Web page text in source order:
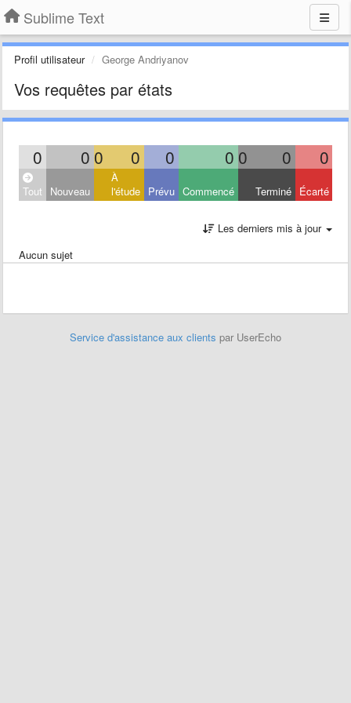
Sublime Text
Profil utilisateur George Andriyanov
Vos requêtes par états
0 0 0 0 0 0 0 0 0
Tout Nouveau
À
l'étude Prévu Commencé Terminé Écarté
Les derniers mis à jour
Aucun sujet
Service d'assistance aux clients par UserEcho